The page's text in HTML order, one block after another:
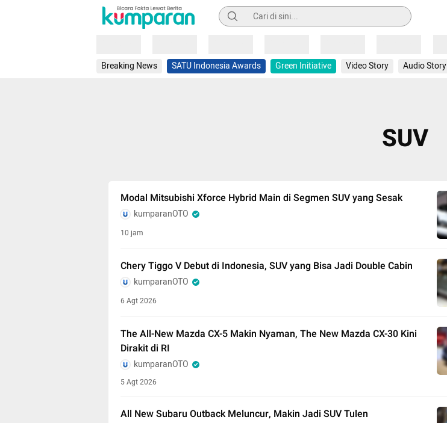
Pencarian
Breaking News SATU Indonesia Awards Green Initiative Video Story Audio Story
SUV
Modal Mitsubishi Xforce Hybrid Main di Segmen SUV yang Sesak
kumparanOTO
10 jam
Chery Tiggo V Debut di Indonesia, SUV yang Bisa Jadi Double Cabin
kumparanOTO
6 Agt 2026
The All-New Mazda CX-5 Makin Nyaman, The New Mazda CX-30 Kini
Dirakit di RI
kumparanOTO
5 Agt 2026
All New Subaru Outback Meluncur, Makin Jadi SUV Tulen